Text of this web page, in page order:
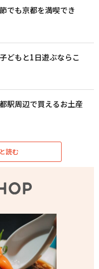
でも京都を満喫でき
どもと1日遊ぶならこ
駅周辺で買えるお土産
読む